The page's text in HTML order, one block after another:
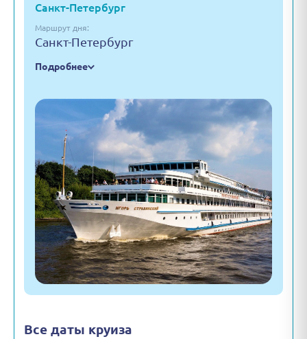
Санкт-Петербург
Маршрут дня:
Санкт-Петербург
Подробнее
Все даты круиза